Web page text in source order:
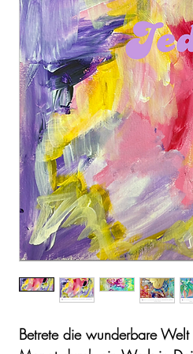
Betrete die wunderbare